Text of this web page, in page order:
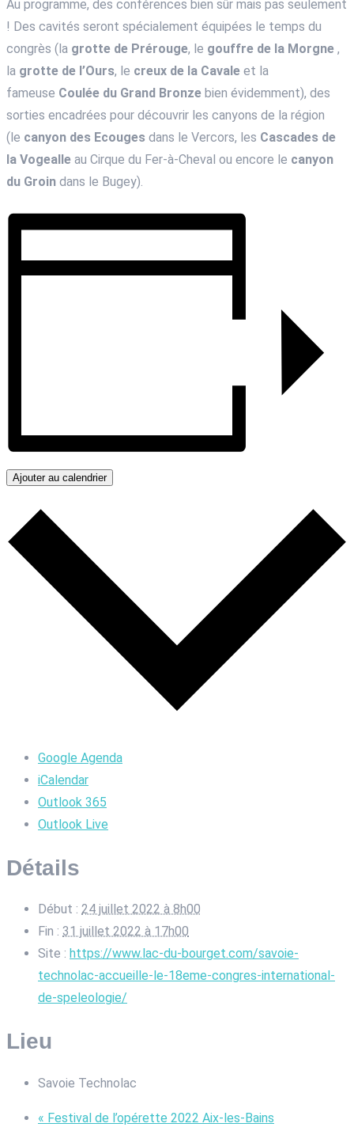
Au programme, des conférences bien sûr mais pas seulement
! Des cavités seront spécialement équipées le temps du
congrès (la grotte de Prérouge, le gouffre de la Morgne ,
la grotte de l’Ours, le creux de la Cavale et la
fameuse Coulée du Grand Bronze bien évidemment), des
sorties encadrées pour découvrir les canyons de la région
(le canyon des Ecouges dans le Vercors, les Cascades de
la Vogealle au Cirque du Fer-à-Cheval ou encore le canyon
du Groin dans le Bugey).
Ajouter au calendrier
Google Agenda
iCalendar
Outlook 365
Outlook Live
Détails
Début : 24 juillet 2022 à 8h00
Fin : 31 juillet 2022 à 17h00
Site : https://www.lac-du-bourget.com/savoie-
technolac-accueille-le-18eme-congres-international-
de-speleologie/
Lieu
Savoie Technolac
« Festival de l’opérette 2022 Aix-les-Bains